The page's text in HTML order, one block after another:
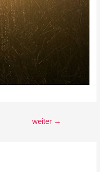
weiter →